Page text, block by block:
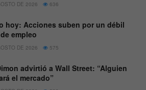
DE 2026 636
hoy: Acciones suben por un débil
empleo
DE 2026 575
advirtió a Wall Street: “Alguien
el mercado”